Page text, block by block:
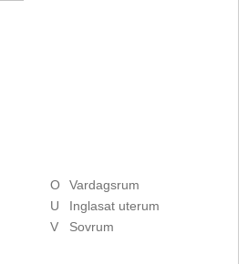
O
Vardagsrum
U
Inglasat uterum
V
Sovrum